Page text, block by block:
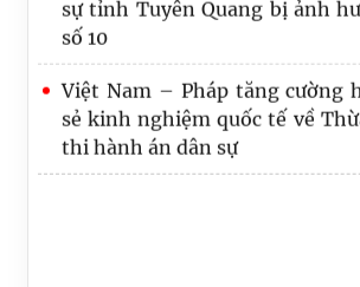
số 10
Việt Nam – Pháp tăng cường
sẻ kinh nghiệm quốc tế về
thi hành án dân sự